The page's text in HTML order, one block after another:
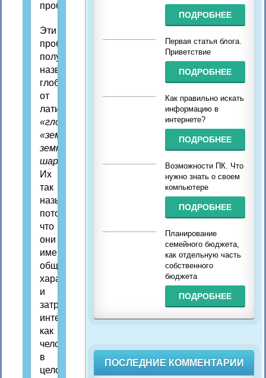
проблем...
Эти
проблемы
получили
название
глобальных
от
латинского
«глобус»,
«земля,
земной
шар».
Их
так
называют,
потому
что
они
имеют
общечеловеческий
характер,
и
затрагивают
интересы
как
человечество
в
целом,
ПОДРОБНЕЕ
Первая статья блога.
Приветствие
ПОДРОБНЕЕ
Как правильно искать
информацию в
интернете?
ПОДРОБНЕЕ
Возможности ПК. Что
нужно знать о своем
компьютере
ПОДРОБНЕЕ
Планирование
семейного бюджета,
как отдельную часть
собственного
бюджета
ПОДРОБНЕЕ
ПОСЛЕДНИЕ КОММЕНТАРИИ